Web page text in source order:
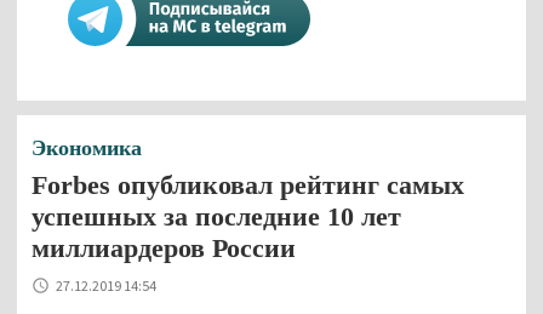
Экономика
Forbes опубликовал рейтинг самых
успешных за последние 10 лет
миллиардеров России
27.12.2019 14:54